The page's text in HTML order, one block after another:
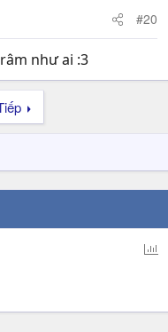
#20
như ai :3
l